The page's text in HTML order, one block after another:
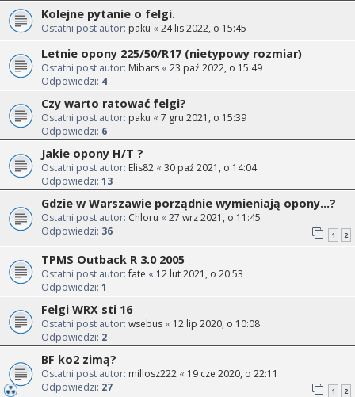
Kolejne pytanie o felgi.
Ostatni post autor: paku « 24 lis 2022, o 15:45
Letnie opony 225/50/R17 (nietypowy rozmiar)
Ostatni post autor: Mibars « 23 paź 2022, o 15:49
Odpowiedzi: 4
Czy warto ratować felgi?
Ostatni post autor: paku « 7 gru 2021, o 15:39
Odpowiedzi: 6
Jakie opony H/T ?
Ostatni post autor: Elis82 « 30 paź 2021, o 14:04
Odpowiedzi: 13
Gdzie w Warszawie porządnie wymieniają opony...?
Ostatni post autor: Chloru « 27 wrz 2021, o 11:45
Odpowiedzi: 36 1 2
TPMS Outback R 3.0 2005
Ostatni post autor:fate « 12 lut 2021, o 20:53
Odpowiedzi: 1
Felgi WRX sti 16
Ostatni post autor: wsebus « 12 lip 2020, o 10:08
Odpowiedzi: 2
BF ko2 zimą?
Ostatni post autor: millosz222 « 19 cze 2020, o 22:11
Odpowiedzi: 27 1 2